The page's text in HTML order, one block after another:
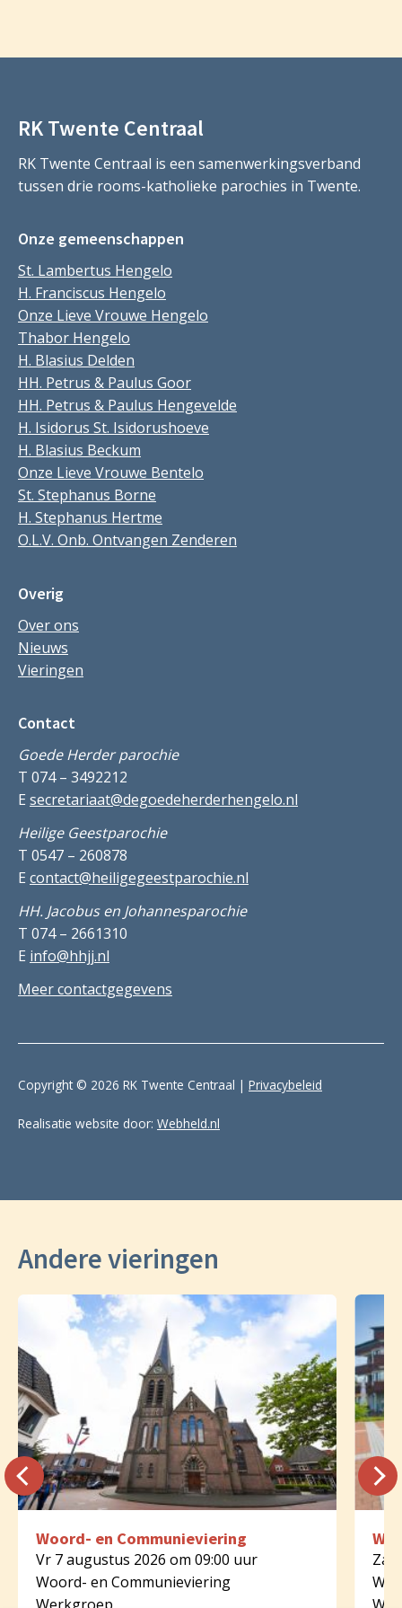
RK Twente Centraal
RK Twente Centraal is een samenwerkingsverband
tussen drie rooms-katholieke parochies in Twente.
Onze gemeenschappen
St. Lambertus Hengelo
H. Franciscus Hengelo
Onze Lieve Vrouwe Hengelo
Thabor Hengelo
H. Blasius Delden
HH. Petrus & Paulus Goor
HH. Petrus & Paulus Hengevelde
H. Isidorus St. Isidorushoeve
H. Blasius Beckum
Onze Lieve Vrouwe Bentelo
St. Stephanus Borne
H. Stephanus Hertme
O.L.V. Onb. Ontvangen Zenderen
Overig
Over ons
Nieuws
Vieringen
Contact
Goede Herder parochie
T 074 – 3492212
E secretariaat@degoedeherderhengelo.nl
Heilige Geestparochie
T 0547 – 260878
E contact@heiligegeestparochie.nl
HH. Jacobus en Johannesparochie
T 074 – 2661310
E info@hhjj.nl
Meer contactgegevens
Copyright © 2026 RK Twente Centraal | Privacybeleid
Realisatie website door: Webheld.nl
Andere vieringen
Woord- en Communieviering
Vr 7 augustus 2026 om 09:00 uur
Woord- en Communieviering
Za